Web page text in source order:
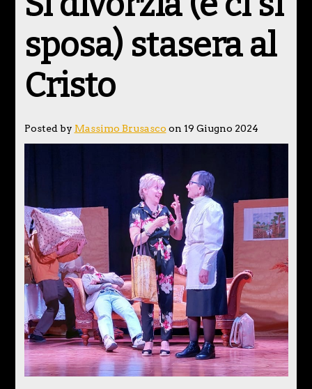
sposa) stasera al
Cristo
Posted by Massimo Brusasco on 19 Giugno 2024